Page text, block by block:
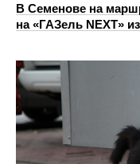
В Семенове на
на «ГАЗель NEXT»